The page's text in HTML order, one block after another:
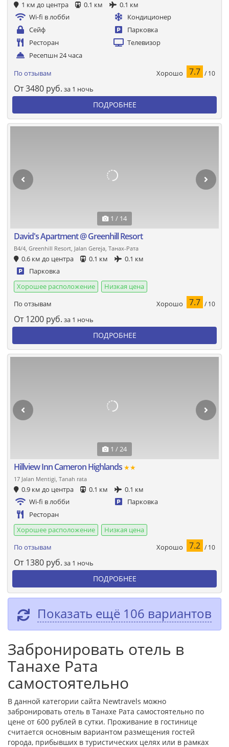
1 км до центра 0.1 км
0.1 км
Wi-fi в лобби
Кондиционер
Сейф
Парковка
Ресторан
Телевизор
Ресепшн 24 часа
По отзывам Хорошо 7.7 / 10
От3480 руб. за 1 ночь
ПОДРОБНЕЕ
1 / 14
David's Apartment @ Greenhill Resort
B4/4, Greenhill Resort, Jalan Gereja, Танах-Рата
0.6 км до центра 0.1 км
0.1 км
Парковка
Хорошее расположение
Низкая цена
По отзывам
Хорошо 7.7 / 10
От 1200 руб. за 1 ночь
ПОДРОБНЕЕ
1 / 24
Hillview Inn Cameron Highlands ★★
17 Jalan Mentigi, Tanah rata
0.9 км до центра 0.1 км
0.1 км
Wi-fi в лобби
Парковка
Ресторан
Хорошее расположение
Низкая цена
По отзывам
Хорошо 7.2 / 10
От 1380 руб. за 1 ночь
ПОДРОБНЕЕ
Показать ещё 106 вариантов
Забронировать отель в
Танахе Рата
самостоятельно
В данной категории сайта Newtravels можно
забронировать отель в Танахе Рата самостоятельно по
цене от 600 рублей в сутки. Проживание в гостинице
считается основным вариантом размещения гостей
города, прибывших в туристических целях или в рамках